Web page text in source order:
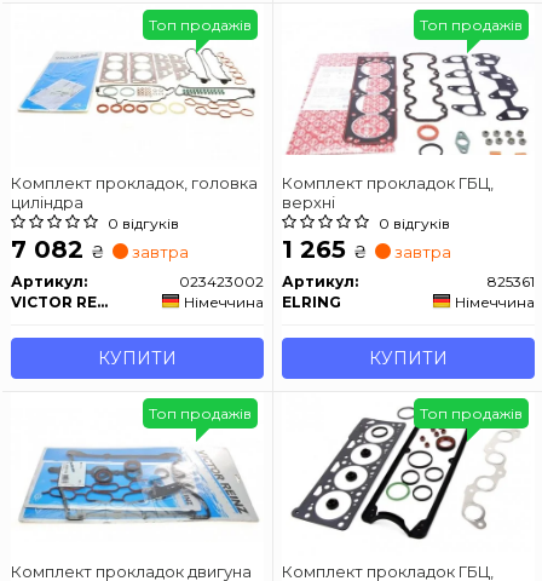
Комплект прокладок, головка
циліндра
0 відгуків
7 082 ₴ завтра
Артикул:
023423002
VICTOR REINZ
Німеччина
КУПИТИ
Топ продажів
Комплект прокладок ГБЦ,
верхні
0 відгуків
1 265 ₴ завтра
Артикул:
825361
ELRING
Німеччина
КУПИТИ
Топ продажів
Комплект прокладок двигуна
Топ продажів
Комплект прокладок ГБЦ,
Топ продажів